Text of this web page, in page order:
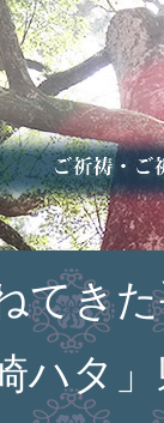
ご祈祷・ご祈
安産祈願
初宮参り
七五三詣
長寿のお祝い
神前結婚式
厄祓い・方位
車のお祓い
地鎮祭
神葬祭（神式
てき
ハタ